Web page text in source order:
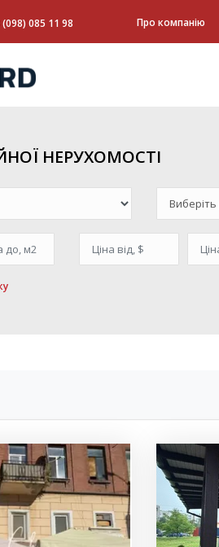
(098) 085 11 98 Про компанію
НЕРУХОМОСТІ